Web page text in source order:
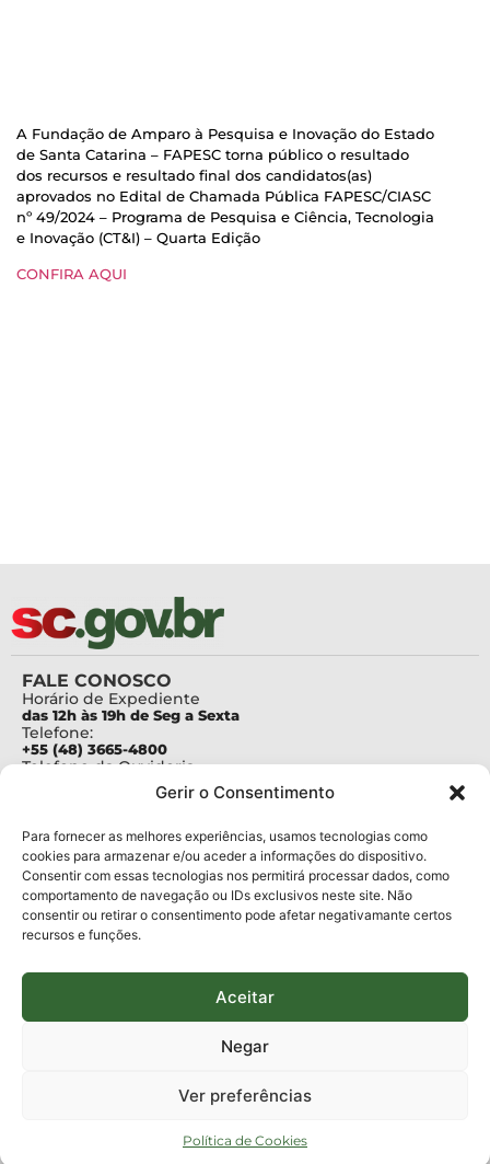
Gerir o Consentimento
Para fornecer as melhores experiências, usamos tecnologias como
cookies para armazenar e/ou aceder a informações do dispositivo.
Consentir com essas tecnologias nos permitirá processar dados, como
comportamento de navegação ou IDs exclusivos neste site. Não
consentir ou retirar o consentimento pode afetar negativamante certos
recursos e funções.
Aceitar
Negar
Ver preferências
Política de Cookies
A Fundação de Amparo à Pesquisa e Inovação do Estado
de Santa Catarina – FAPESC torna público o resultado
dos recursos e resultado final dos candidatos(as)
aprovados no Edital de Chamada Pública FAPESC/CIASC
nº 49/2024 – Programa de Pesquisa e Ciência, Tecnologia
e Inovação (CT&I) – Quarta Edição
CONFIRA AQUI
FALE CONOSCO
Horário de Expediente
das 12h às 19h de Seg a Sexta
Telefone:
+55 (48) 3665-4800
Telefone da Ouvidoria
Para assuntos relacionados à Pesquisa
pesquisa@fapesc.sc.gov.br
Para assuntos relacionados à Inovação
inovacao@fapesc.sc.gov.br
Para assuntos relacionados à Bolsas
bolsas@fapesc.sc.gov.br
Para assuntos relacionados à Prestação de Contas
Para assuntos relacionados à Plataforma
plataforma@fapesc.sc.gov.br
Jair Artur da Silva dpo@fapesc.sc.gov.br 3665-4831
km 01, Módulo 12A, Edifício Fapesc / Celta, 5° andar